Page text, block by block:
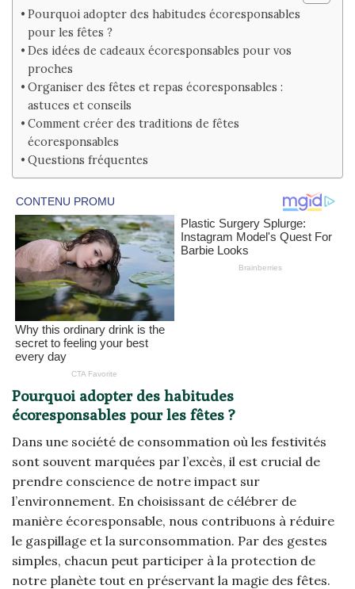
Pourquoi adopter des habitudes écoresponsables
pour les fêtes ?
Des idées de cadeaux écoresponsables pour vos
proches
Organiser des fêtes et repas écoresponsables :
astuces et conseils
Comment créer des traditions de fêtes
écoresponsables
Questions fréquentes
Pourquoi adopter des habitudes
écoresponsables pour les fêtes ?
Dans une société de consommation où les festivités
sont souvent marquées par l’excès, il est crucial de
prendre conscience de notre impact sur
l’environnement. En choisissant de célébrer de
manière écoresponsable, nous contribuons à réduire
le gaspillage et la surconsommation. Par des gestes
simples, chacun peut participer à la protection de
notre planète tout en préservant la magie des fêtes.